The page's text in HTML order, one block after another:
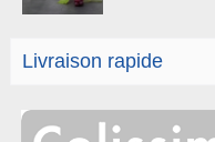
Livraison rapide